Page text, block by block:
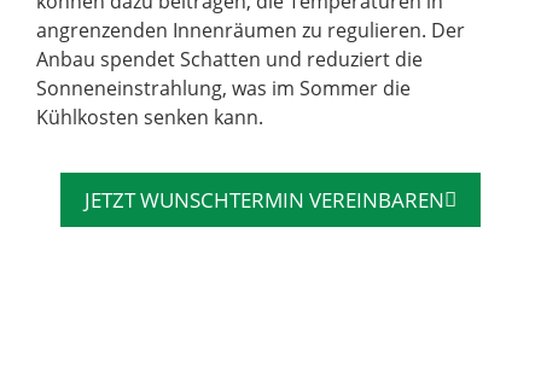
angrenzenden Innenräumen zu regulieren. Der
Anbau spendet Schatten und reduziert die
Sonneneinstrahlung, was im Sommer die
Kühlkosten senken kann.
JETZT WUNSCHTERMIN VEREINBAREN